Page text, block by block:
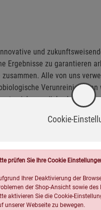
und
Ergebnisse zu garantieren
Alle von uns
Verunreinigungen
sicher zurückzuhalten.
ausgestattet, wodurch ein
Verschlüsse garantieren ein
Cookie-
prüfen Sie Ihre Cookie
Ihrer Deaktivierung der
der Shop-Ansicht sowie
aktivieren Sie die Cookie-
unserer Webseite zu bewegen.